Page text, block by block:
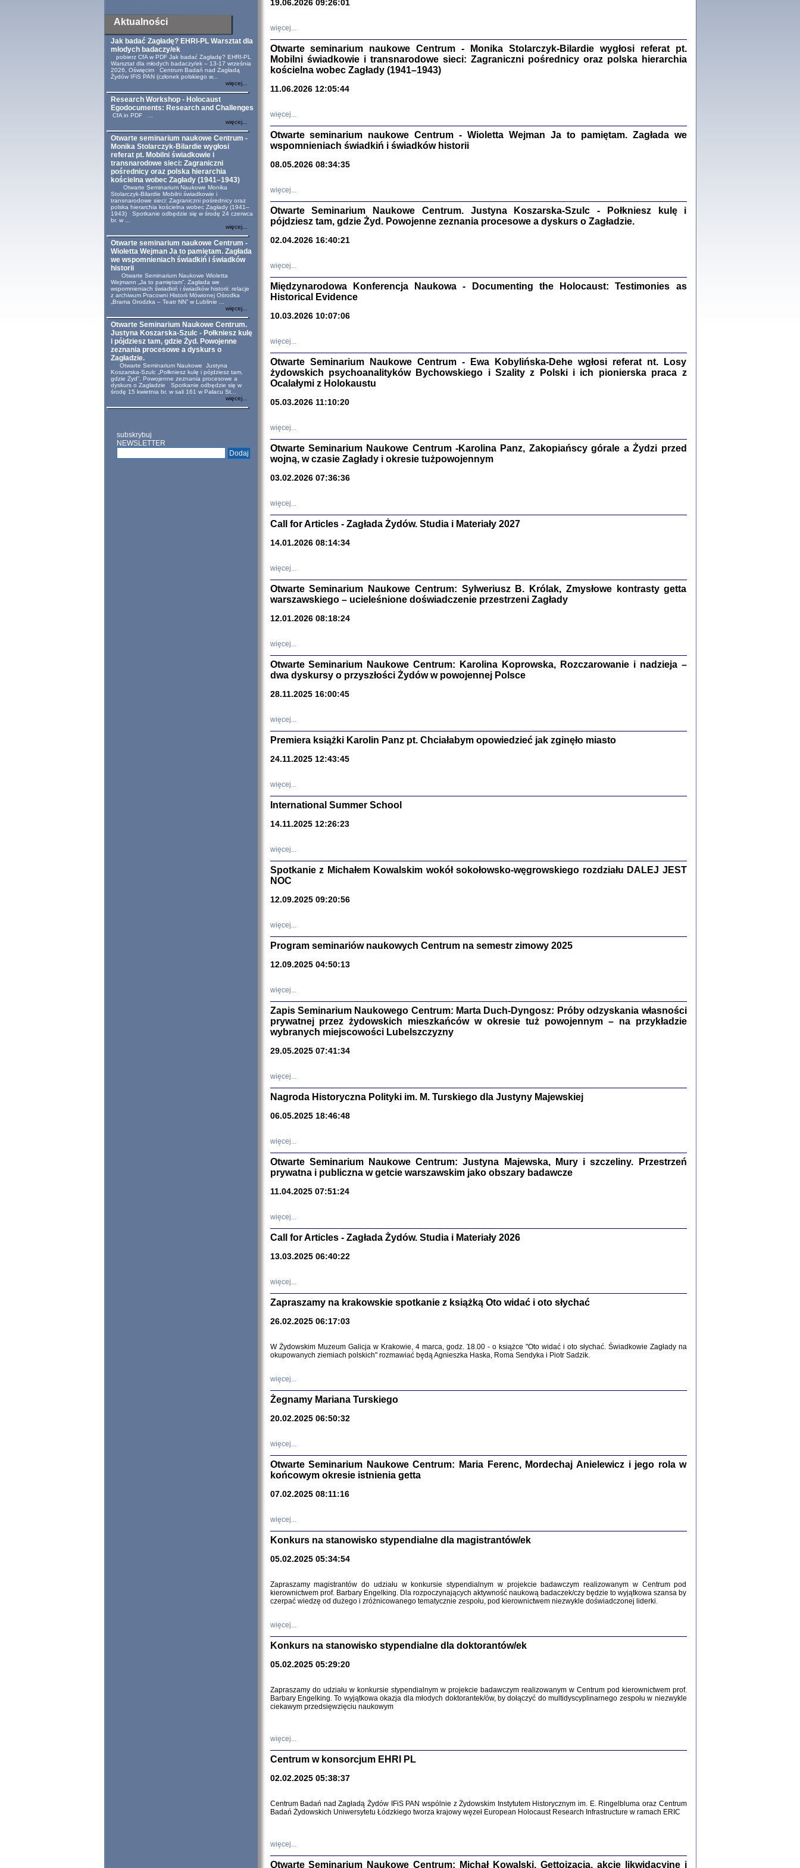
Aktualności
Jak badać Zagładę? EHRI-PL Warsztat dla
młodych badaczy/ek
pobierz CfA w PDF Jak badać Zagładę? EHRI-PL
Warsztat dla młodych badaczy/ek – 13-17 września
2026, Oświęcim Centrum Badań nad Zagładą
Żydów IFiS PAN (członek polskiego w...
więcej...
Research Workshop - Holocaust
Egodocuments: Research and Challenges
CfA in PDF ...
więcej...
Otwarte seminarium naukowe Centrum -
Monika Stolarczyk-Bilardie wygłosi
referat pt. Mobilni świadkowie i
transnarodowe sieci: Zagraniczni
pośrednicy oraz polska hierarchia
kościelna wobec Zagłady (1941–1943)
Otwarte Seminarium Naukowe Monika
Stolarczyk-Bilardie Mobilni świadkowie i
transnarodowe sieci: Zagraniczni pośrednicy oraz
polska hierarchia kościelna wobec Zagłady (1941–
1943) Spotkanie odbędzie się w środę 24 czerwca
br. w ...
więcej...
Otwarte seminarium naukowe Centrum -
Wioletta Wejman Ja to pamiętam. Zagłada
we wspomnieniach świadkiń i świadków
historii
Otwarte Seminarium Naukowe Wioletta
Wejmann „Ja to pamiętam”. Zagłada we
wspomnieniach świadkiń i świadków historii: relacje
z archiwum Pracowni Historii Mówionej Ośrodka
„Brama Grodzka – Teatr NN” w Lublinie ...
więcej...
Otwarte Seminarium Naukowe Centrum.
Justyna Koszarska-Szulc - Połkniesz kulę
i pójdziesz tam, gdzie Żyd. Powojenne
zeznania procesowe a dyskurs o
Zagładzie.
Otwarte Seminarium Naukowe Justyna
Koszarska-Szulc „Połkniesz kulę i pójdziesz tam,
gdzie Żyd”. Powojenne zeznania procesowe a
dyskurs o Zagładzie Spotkanie odbędzie się w
środę 15 kwietnia br. w sali 161 w Pałacu St...
więcej...
subskrybuj
NEWSLETTER
oprac. Aleksandra Bańkowska
Warszawa 2022
oprac. Aleksandra Bańkowska, wstęp Jacek Leociak
Warszawa 2021
Studia i Materiały
nr 17, R. 2021
NIE WIEMY CO PRZYNIESIE NAM KOLEJNA GODZINA ...
Dziennik pisany w ukryciu w latach 1943-1944
Zagłada Żydów.
Sewek Okonowski, oprac. Marta Janczewska
PISZĄCY TE SŁOWA JEST PRACOWNIKIEM
GETTOWEJ INSTYTUCJI ...
'z Dziennika' i inne pisma z łódzkiego getta
CZYTAJĄC GAZETĘ NIEMIECKĄ ...
Warszawa 2019
red. i wstęp Barbara Engelking, Jan Grabowski
Stanisław Adler, oprac. i wstępem opatrzyłaMarta Janczewska
Warszawa 2018
Warszawa 2017
Pisma Kopla i Mirki Piżyców o życiu w getcie i okupowanej
Warszawie
SZCZĘŚCIE JEST POSIADAĆ DOM POD ZIEMIĄ ...
19.06.2026 09:26:01
więcej...
Otwarte seminarium naukowe Centrum - Monika Stolarczyk-Bilardie wygłosi referat pt.
Mobilni świadkowie i transnarodowe sieci: Zagraniczni pośrednicy oraz polska hierarchia
kościelna wobec Zagłady (1941–1943)
11.06.2026 12:05:44
więcej...
Otwarte seminarium naukowe Centrum - Wioletta Wejman Ja to pamiętam. Zagłada we
wspomnieniach świadkiń i świadków historii
08.05.2026 08:34:35
więcej...
Otwarte Seminarium Naukowe Centrum. Justyna Koszarska-Szulc - Połkniesz kulę i
pójdziesz tam, gdzie Żyd. Powojenne zeznania procesowe a dyskurs o Zagładzie.
02.04.2026 16:40:21
więcej...
Międzynarodowa Konferencja Naukowa - Documenting the Holocaust: Testimonies as
Historical Evidence
10.03.2026 10:07:06
więcej...
Otwarte Seminarium Naukowe Centrum - Ewa Kobylińska-Dehe wgłosi referat nt. Losy
żydowskich psychoanalityków Bychowskiego i Szality z Polski i ich pionierska praca z
Ocalałymi z Holokaustu
05.03.2026 11:10:20
więcej...
Otwarte Seminarium Naukowe Centrum -Karolina Panz, Zakopiańscy górale a Żydzi przed
wojną, w czasie Zagłady i okresie tużpowojennym
03.02.2026 07:36:36
więcej...
Call for Articles - Zagłada Żydów. Studia i Materiały 2027
14.01.2026 08:14:34
więcej...
Otwarte Seminarium Naukowe Centrum: Sylweriusz B. Królak, Zmysłowe kontrasty getta
warszawskiego – ucieleśnione doświadczenie przestrzeni Zagłady
12.01.2026 08:18:24
więcej...
Otwarte Seminarium Naukowe Centrum: Karolina Koprowska, Rozczarowanie i nadzieja –
dwa dyskursy o przyszłości Żydów w powojennej Polsce
28.11.2025 16:00:45
więcej...
Premiera książki Karolin Panz pt. Chciałabym opowiedzieć jak zginęło miasto
24.11.2025 12:43:45
więcej...
International Summer School
14.11.2025 12:26:23
więcej...
Spotkanie z Michałem Kowalskim wokół sokołowsko-węgrowskiego rozdziału DALEJ JEST
NOC
12.09.2025 09:20:56
więcej...
Program seminariów naukowych Centrum na semestr zimowy 2025
12.09.2025 04:50:13
więcej...
Zapis Seminarium Naukowego Centrum: Marta Duch-Dyngosz: Próby odzyskania własności
prywatnej przez żydowskich mieszkańców w okresie tuż powojennym – na przykładzie
wybranych miejscowości Lubelszczyzny
29.05.2025 07:41:34
więcej...
Nagroda Historyczna Polityki im. M. Turskiego dla Justyny Majewskiej
06.05.2025 18:46:48
więcej...
Otwarte Seminarium Naukowe Centrum: Justyna Majewska, Mury i szczeliny. Przestrzeń
prywatna i publiczna w getcie warszawskim jako obszary badawcze
11.04.2025 07:51:24
więcej...
Call for Articles - Zagłada Żydów. Studia i Materiały 2026
13.03.2025 06:40:22
więcej...
Zapraszamy na krakowskie spotkanie z książką Oto widać i oto słychać
26.02.2025 06:17:03
W Żydowskim Muzeum Galicja w Krakowie, 4 marca, godz. 18.00 - o książce "Oto widać i oto słychać. Świadkowie Zagłady na
okupowanych ziemiach polskich" rozmawiać będą Agnieszka Haska, Roma Sendyka i Piotr Sadzik.
więcej...
Żegnamy Mariana Turskiego
20.02.2025 06:50:32
więcej...
Otwarte Seminarium Naukowe Centrum: Maria Ferenc, Mordechaj Anielewicz i jego rola w
końcowym okresie istnienia getta
07.02.2025 08:11:16
więcej...
Konkurs na stanowisko stypendialne dla magistrantów/ek
05.02.2025 05:34:54
Zapraszamy magistrantów do udziału w konkursie stypendialnym w projekcie badawczym realizowanym w Centrum pod
kierownictwem prof. Barbary Engelking. Dla rozpoczynających aktywność naukową badaczek/czy będzie to wyjątkowa szansa by
czerpać wiedzę od dużego i zróżnicowanego tematycznie zespołu, pod kierownictwem niezwykle doświadczonej liderki.
więcej...
Konkurs na stanowisko stypendialne dla doktorantów/ek
05.02.2025 05:29:20
Zapraszamy do udziału w konkursie stypendialnym w projekcie badawczym realizowanym w Centrum pod kierownictwem prof.
Barbary Engelking. To wyjątkowa okazja dla młodych doktorantek/ów, by dołączyć do multidyscyplinarnego zespołu w niezwykle
ciekawym przedsięwzięciu naukowym
więcej...
Centrum w konsorcjum EHRI PL
02.02.2025 05:38:37
Centrum Badań nad Zagładą Żydów IFiS PAN wspólnie z Żydowskim Instytutem Historycznym im. E. Ringelbluma oraz Centrum
Badań Żydowskich Uniwersytetu Łódzkiego tworza krajowy węzeł European Holocaust Research Infrastructure w ramach ERIC
więcej...
Otwarte Seminarium Naukowe Centrum: Michał Kowalski, Gettoizacja, akcje likwidacyjne i